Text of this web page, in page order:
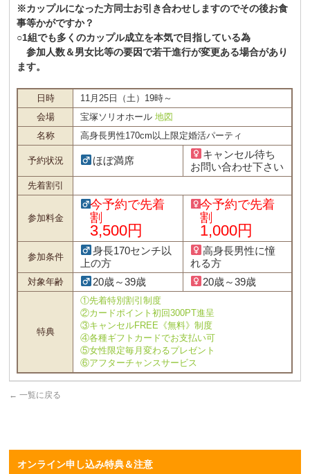
※カップルになった方同士お引き合わせしますのでその後お食
事等かがですか？
○1組でも多くのカップル成立を本気で目指している為
参加人数＆男女比等の要因で若干進行が変更ある場合があり
ます。
日時
11月25日（土）19時～
会場
宝塚ソリオホール地図
名称
高身長男性170cm以上限定婚活パーティ
予約状況 ほぼ満席
キャンセル待ち
お問い合わせ下さい
先着割引
参加料金
今予約で先着
割
3,500円
今予約で先着
割
1,000円
参加条件
身長170センチ以
上の方
高身長男性に憧
れる方
対象年齢 20歳～39歳 20歳～39歳
特典
①先着特別割引制度
②カードポイント初回300PT進呈
③キャンセルFREE《無料》制度
④各種ギフトカードでお支払い可
⑤女性限定毎月変わるプレゼント
⑥アフターチャンスサービス
← 一覧に戻る
オンライン申し込み特典＆注意